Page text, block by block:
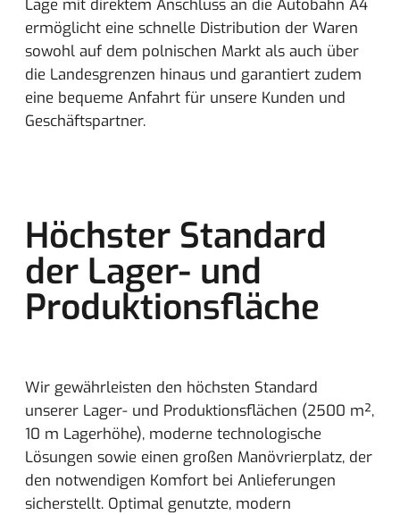
Lage mit direktem Anschluss an die Autobahn A4
ermöglicht eine schnelle Distribution der Waren
sowohl auf dem polnischen Markt als auch über
die Landesgrenzen hinaus und garantiert zudem
eine bequeme Anfahrt für unsere Kunden und
Geschäftspartner.
Höchster Standard
der Lager- und
Produktionsfläche
Wir gewährleisten den höchsten Standard
unserer Lager- und Produktionsflächen (2500 m²,
10 m Lagerhöhe), moderne technologische
Lösungen sowie einen großen Manövrierplatz, der
den notwendigen Komfort bei Anlieferungen
sicherstellt. Optimal genutzte, modern